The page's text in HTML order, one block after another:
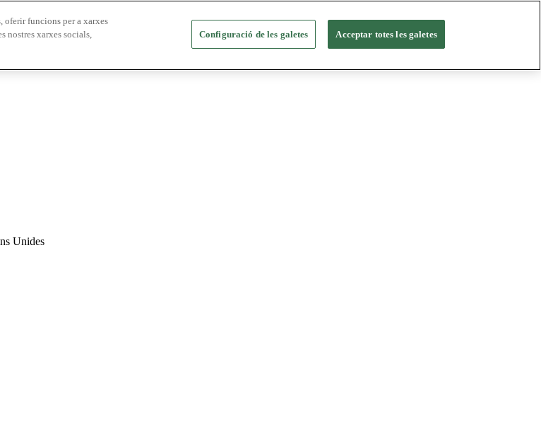
Unides
oferir funcions per a xarxes
nostres xarxes socials,
Configuració de les galetes Acceptar totes les galetes